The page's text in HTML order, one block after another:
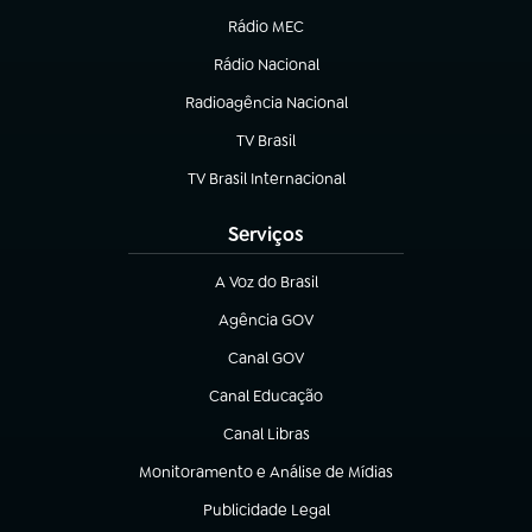
Rádio MEC
(abre em nova aba)
Rádio Nacional
Radioagência Nacional
(abre em nova aba)
TV Brasil
(abre em nova aba)
TV Brasil Internacional
(abre em nova aba)
Serviços
A Voz do Brasil
(abre em nova aba)
Agência GOV
(abre em nova aba)
Canal GOV
(abre em nova aba)
Canal Educação
(abre em nova aba)
Canal Libras
(abre em nova aba)
Monitoramento e Análise de Mídias
(abre em nova aba)
Publicidade Legal
(abre em nova aba)